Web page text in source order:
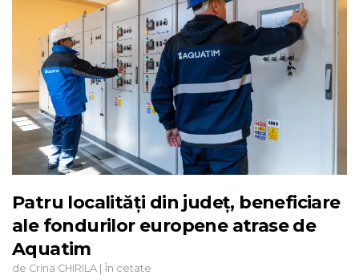
Patru localități din județ, beneficiare
ale fondurilor europene atrase de
Aquatim
de Crina CHIRILA | În cetate